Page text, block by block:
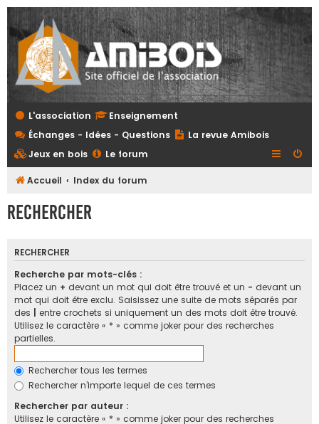
L'association
Enseignement
Échanges - Idées - Questions
La revue Amibois
Jeux en bois
Le forum
Accueil Index du forum
Rechercher
RECHERCHER
Recherche par mots-clés :
Placez un + devant un mot qui doit être trouvé et un - devant un
mot qui doit être exclu. Saisissez une suite de mots séparés par
des
entre crochets si uniquement un des mots doit être trouvé.
Utilisez le caractère « * » comme joker pour des recherches
partielles.
Rechercher tous les termes
Rechercher n’importe lequel de ces termes
Rechercher par auteur :
Utilisez le caractère « * » comme joker pour des recherches